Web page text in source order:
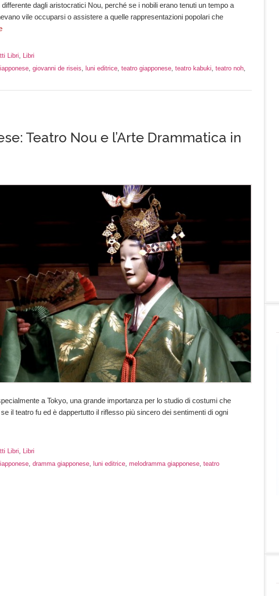
dagli aristocratici Nou, perché se i nobili erano tenuti un tempo a
vile occuparsi o assistere a quelle rappresentazioni popolari che
Libri
Libri
giovanni de riseis luni editrice teatro giapponese teatro kabuki teatro noh
Teatro Nou e l’Arte Drammatica in
a Tokyo, una grande importanza per lo studio di costumi che
il teatro fu ed è dappertutto il riflesso più sincero dei sentimenti di ogni
Libri, Libri
, dramma giapponese, luni editrice, melodramma giapponese, teatro